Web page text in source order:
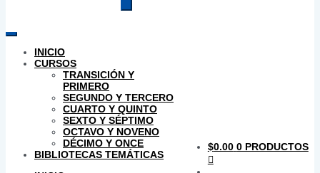
productos
INICIO
CURSOS
TRANSICIÓN Y
PRIMERO
SEGUNDO Y TERCERO
CUARTO Y QUINTO
SEXTO Y SÉPTIMO
OCTAVO Y NOVENO
DÉCIMO Y ONCE
BIBLIOTECAS TEMÁTICAS
$0.00 0 PRODUCTOS